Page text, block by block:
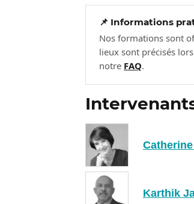
Révision et
📌 Informations
Nos formations sont
lieux sont précisés
notre FAQ.
Karthik